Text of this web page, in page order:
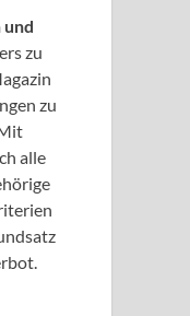
und
zu
zu
alle